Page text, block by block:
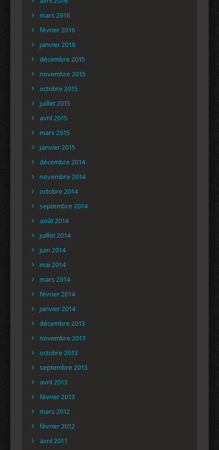
mars 2016
février 2016
janvier 2016
décembre 2015
novembre 2015
octobre 2015
juillet 2015
avril 2015
mars 2015
janvier 2015
décembre 2014
novembre 2014
octobre 2014
septembre 2014
août 2014
juillet 2014
juin 2014
mai 2014
mars 2014
février 2014
janvier 2014
décembre 2013
novembre 2013
octobre 2013
septembre 2013
avril 2013
février 2013
mars 2012
février 2012
avril 2011